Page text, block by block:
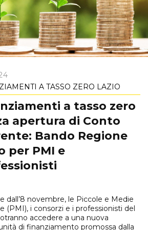
A TASSO ZERO LAZIO
a tasso zero
apertura di Conto
Bando Regione
per PMI e
dall’8 novembre, le Piccole e Medie
(PMI), i consorzi e i professionisti del
accedere a una nuova
di finanziamento promossa dalla